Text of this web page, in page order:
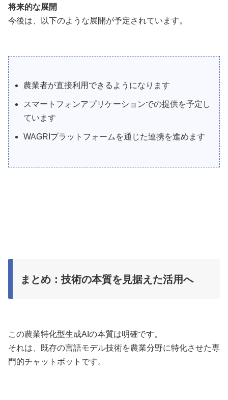
将来的な展開
今後は、以下のような展開が予定されています。
農業者が直接利用できるようになります
スマートフォンアプリケーションでの提供を予定し
ています
WAGRIプラットフォームを通じた連携を進めます
まとめ：技術の本質を見据えた活用へ
この農業特化型生成AIの本質は明確です。
それは、既存の言語モデル技術を農業分野に特化させた専
門的チャットボットです。